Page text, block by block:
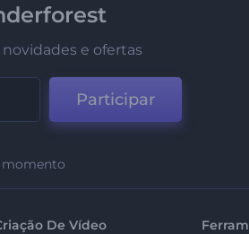
e ofertas
Participar
momento
De Vídeo